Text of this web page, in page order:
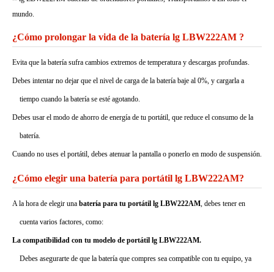
mundo.
¿Cómo prolongar la vida de la batería lg LBW222AM ?
Evita que la batería sufra cambios extremos de temperatura y descargas profundas.
Debes intentar no dejar que el nivel de carga de la batería baje al 0%, y cargarla a
tiempo cuando la batería se esté agotando.
Debes usar el modo de ahorro de energía de tu portátil, que reduce el consumo de la
batería.
Cuando no uses el portátil, debes atenuar la pantalla o ponerlo en modo de suspensión.
¿Cómo elegir una batería para portátil lg LBW222AM?
A la hora de elegir una batería para tu portátil lg LBW222AM, debes tener en
cuenta varios factores, como:
La compatibilidad con tu modelo de portátil lg LBW222AM.
Debes asegurarte de que la batería que compres sea compatible con tu equipo, ya